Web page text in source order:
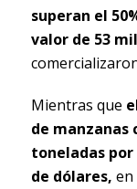
superan el
valor de 53
Mientras que
de manzanas
toneladas
de dólares, en